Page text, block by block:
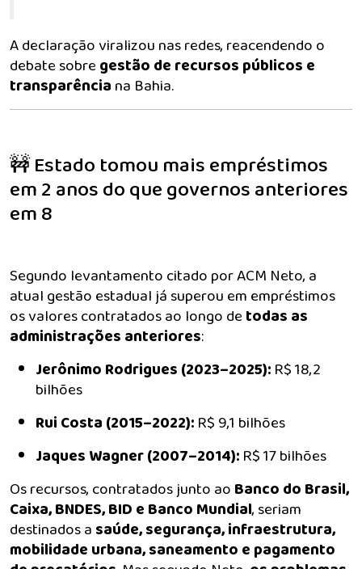
A declaração viralizou nas redes, reacendendo o
debate sobregestão de recursos públicos e
transparênciana Bahia.
🚧 Estado tomou mais empréstimos
em 2 anos do que governos anteriores
em 8
Segundo levantamento citado por ACM Neto, a
atual gestão estadual já superou em empréstimos
os valores contratados ao longo detodas as
administrações anteriores:
Jerônimo Rodrigues (2023–2025):R$ 18,2
bilhões
Rui Costa (2015–2022):R$ 9,1 bilhões
Jaques Wagner (2007–2014):R$ 17 bilhões
Os recursos, contratados junto aoBanco do Brasil,
Caixa, BNDES, BID e Banco Mundial, seriam
destinados asaúde, segurança, infraestrutura,
mobilidade urbana, saneamento e pagamento